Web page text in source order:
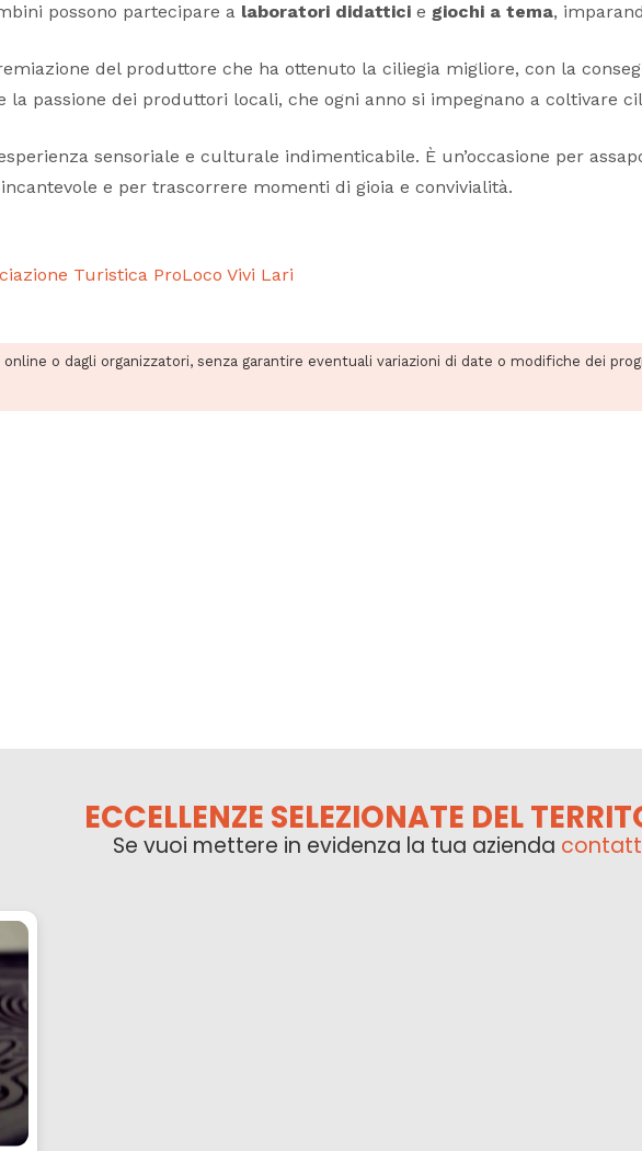
possono partecipare a laboratori didattici e giochi a tema,
del produttore che ha ottenuto la ciliegia migliore, con la
la passione dei produttori locali, che ogni anno si impegnano a coltivare
sensoriale e culturale indimenticabile. È un’occasione per
e per trascorrere momenti di gioia e convivialità.
Turistica ProLoco Vivi Lari
o dagli organizzatori, senza garantire eventuali variazioni di date o modifiche dei
ECCELLENZE SELEZIONATE DEL
Se vuoi mettere in evidenza la tua azienda